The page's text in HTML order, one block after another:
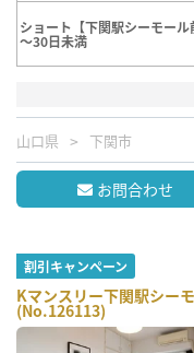
ショート【下関駅シーモール
～30日未満
山口県 下関市
お問合わせ
割引キャンペーン
Kマンスリー下関駅シー
(No.126113)